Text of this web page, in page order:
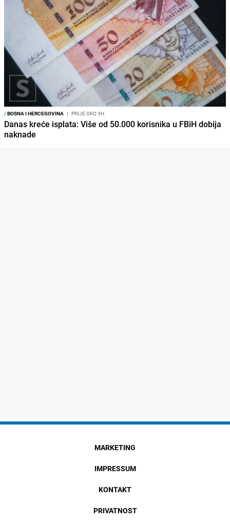
/BOSNA I HERCEGOVINA I PRIJE OKO 3H
Danas kreće isplata: Više od 50.000 korisnika u FBiH dobija
naknade
MARKETING
IMPRESSUM
KONTAKT
PRIVATNOST